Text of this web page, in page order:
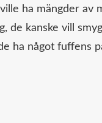
ha mängder av
de kanske vill
ha något fuffens